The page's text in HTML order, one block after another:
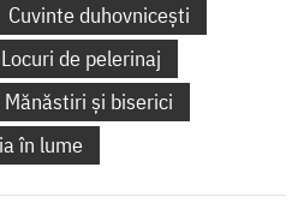
Cuvinte duhovnicești
Locuri de pelerinaj
Mănăstiri și biserici
în lume